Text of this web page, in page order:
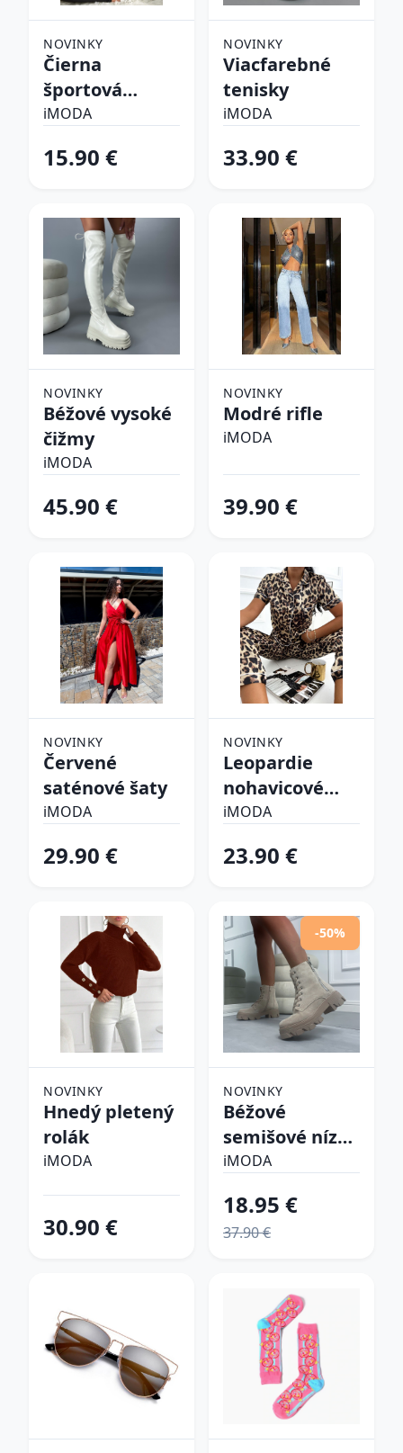
NOVINKY
Čierna
športová
podprsenka
iMODA
15.90 €
NOVINKY
Viacfarebné
tenisky
iMODA
33.90 €
NOVINKY
Béžové vysoké
čižmy
iMODA
45.90 €
NOVINKY
Modré rifle
iMODA
39.90 €
NOVINKY
Červené
saténové šaty
iMODA
29.90 €
NOVINKY
Leopardie
nohavicové
pyžamo
iMODA
23.90 €
NOVINKY
Hnedý pletený
rolák
iMODA
30.90 €
-50%
NOVINKY
Béžové
semišové nízke
čižmy
iMODA
18.95 €
37.90 €